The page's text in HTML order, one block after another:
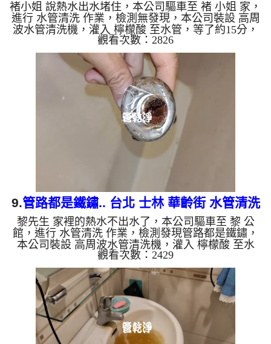
清洗
褚小姐 說熱水出水堵住，本公司驅車至 褚 小姐 家，
進行 水管清洗 作業，檢測無發現，本公司裝設 高周
波水管清洗機，灌入 檸檬酸 至水管，等了約15分，
開啟 水管清洗機 ，啟動 螺旋波 模式，一開始就噴出
鐵鏽水，越洗越髒，突然管路堵住，忽然噴出黃色髒
水，就像是蘋果西打，兩個多小時後，熱水出水量恢
復了。 如是自來水，如水管老化，會產生鐵鏽跟泥
沙堆積，洗出來的水就會是咖啡色，地下水含有氧化
錳，管壁上會結成黑色管垢，洗出來的水會跟石油一
樣黑，有些洗出綠色的水，是因為裡面有銅的物質，
生鏽產生銅綠，...
觀看次數：2826
9.管路都是鐵鏽.. 台北 士林 華齡街 水管清洗
黎先生 家裡的熱水不出水了，本公司驅車至 黎 公
館，進行 水管清洗 作業，檢測發現管路都是鐵鏽，
本公司裝設 高周波水管清洗機，灌入 檸檬酸 至水
管，等了約15分，開啟 水管清洗機 ，啟動 螺旋波 模
式，剛開始流出咖啡色髒水，越來就越香濃，兩個多
小時後，熱水出水量恢復正常了。 如是自來水，如
水管老化，會產生鐵鏽跟泥沙堆積，洗出來的水就會
是咖啡色，地下水含有氧化錳，管壁上會結成黑色管
垢，洗出來的水會跟石油一樣黑，有些洗出綠色的
水，是因為裡面有銅的物質，生鏽產生銅綠，如是藍
色的水，是因為水龍頭合...
觀看次數：2429